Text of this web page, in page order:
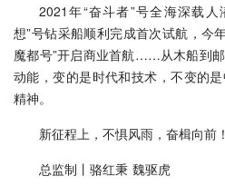
2021年“奋斗者”号全海深载
想”号钻采船顺利完成首次试航，今
魔都号”开启商业首航……从木船到
动能，变的是时代和技术，不变的
精神。
新征程上，不惧风雨，奋楫向前！
总监制丨骆红秉 魏驱虎